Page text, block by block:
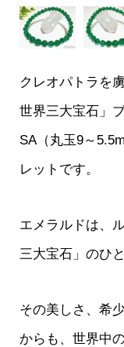
クレオパトラを
世界三大宝石」
SA（丸玉9～
レットです。
エメラルドは、
三大宝石」のひと
その美しさ、希
からも、世界中